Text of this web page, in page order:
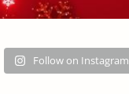
Follow on Instagram